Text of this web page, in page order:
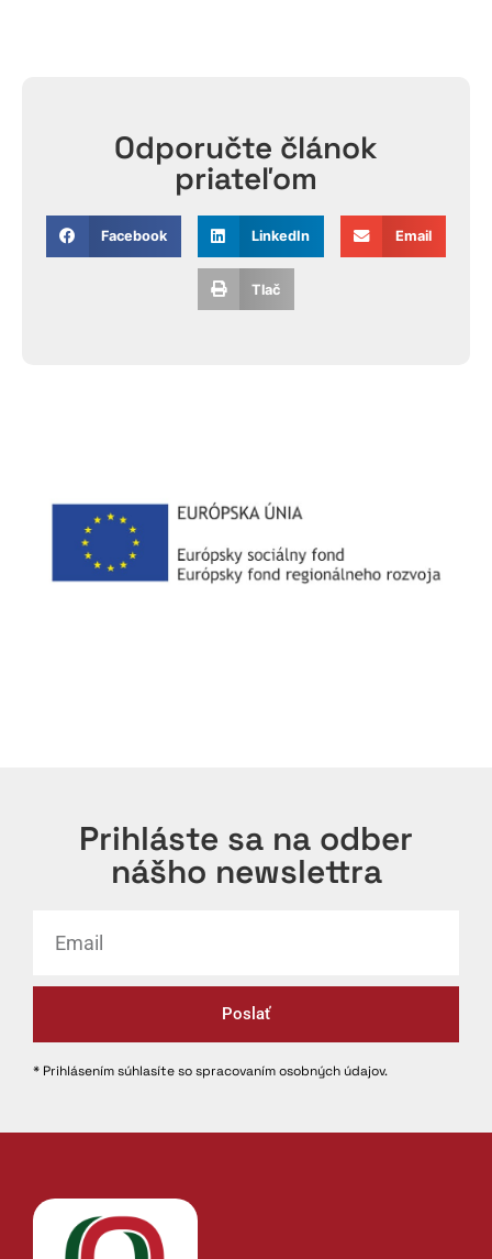
Odporučte článok
priateľom
Facebook LinkedIn Email
Tlač
Prihláste sa na odber
nášho newslettra
Poslať
* Prihlásením súhlasíte so spracovaním osobných údajov.